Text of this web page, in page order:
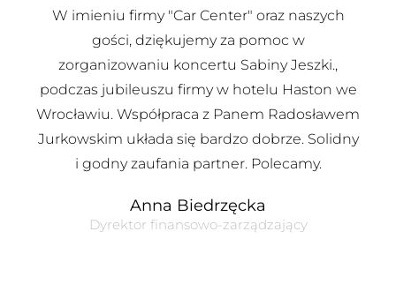
W imieniu firmy "Car Center" oraz naszych
gości, dziękujemy za pomoc w
zorganizowaniu koncertu Sabiny Jeszki.,
podczas jubileuszu firmy w hotelu Haston we
Wrocławiu. Współpraca z Panem Radosławem
Jurkowskim układa się bardzo dobrze. Solidny
i godny zaufania partner. Polecamy.
Anna Biedrzęcka
Dyrektor finansowo-zarządzający